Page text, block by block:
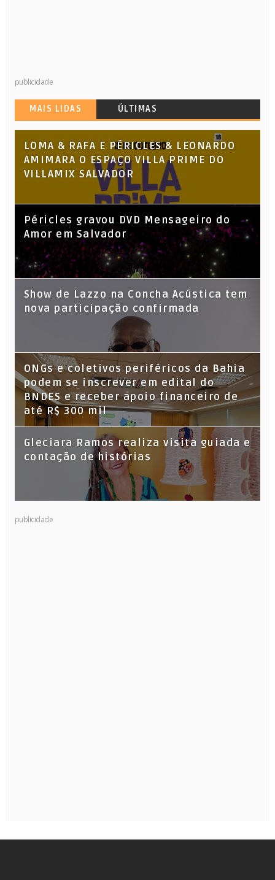
publicidade
MAIS LIDAS ÚLTIMAS
LOMA & RAFA E PÉRICLES & LEONARDO
AMIMARA O ESPAÇO VILLA PRIME DO
VILLAMIX SALVADOR
Péricles gravou DVD Mensageiro do
Amor em Salvador
Show de Lazzo na Concha Acústica tem
nova participação confirmada
ONGs e coletivos periféricos da Bahia
podem se inscrever em edital do
BNDES e receber apoio financeiro de
até R$ 300 mil
Gleciara Ramos realiza visita guiada e
contação de histórias
publicidade